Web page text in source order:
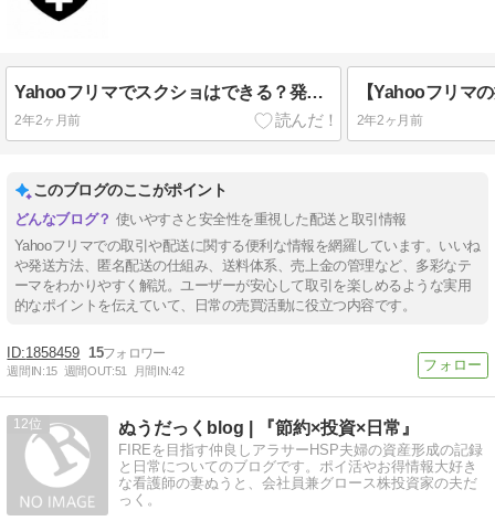
Yahooフリマでスクショはできる？発送時のQRコードや商品ページの画像は残せる？
2年2ヶ月前 2年2ヶ月前
このブログのここがポイント
使いやすさと安全性を重視した配送と取引情報
Yahooフリマでの取引や配送に関する便利な情報を網羅しています。いいね
や発送方法、匿名配送の仕組み、送料体系、売上金の管理など、多彩なテ
ーマをわかりやすく解説。ユーザーが安心して取引を楽しめるような実用
的なポイントを伝えていて、日常の売買活動に役立つ内容です。
1858459 15
週間IN:15 週間OUT:51 月間IN:42
12 ぬうだっくblog | 『節約×投資×日常』
FIREを目指す仲良しアラサーHSP夫婦の資産形成の記録
と日常についてのブログです。ポイ活やお得情報大好き
な看護師の妻ぬうと、会社員兼グロース株投資家の夫だ
っく。